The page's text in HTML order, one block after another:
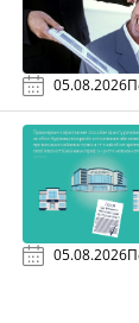
05.08.2026
05.08.2026